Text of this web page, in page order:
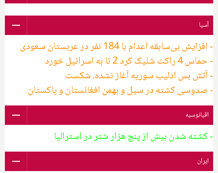
آسیا
- افزایش بی‌سابقه اعدام‌ با 184 نفر در عربستان سعودی
- حماس 4 راکت شلیک کرد 2 تا به اسرائیل خورد
- آتش بس ادلیب سوریه آغاز نشده، شکست
- صدوسی کشته در سیل و بهمن افغانستان و پاکستان
اقیانوسیه
- کشته شدن بیش از پنج هزار شتر در استرالیا
ایران